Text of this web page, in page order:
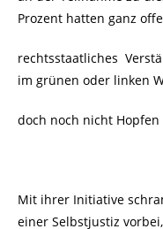
Prozent hatten ganz
rechtsstaatliches
im grünen oder linken
doch noch nicht
Mit ihrer Initiative
einer Selbstjustiz